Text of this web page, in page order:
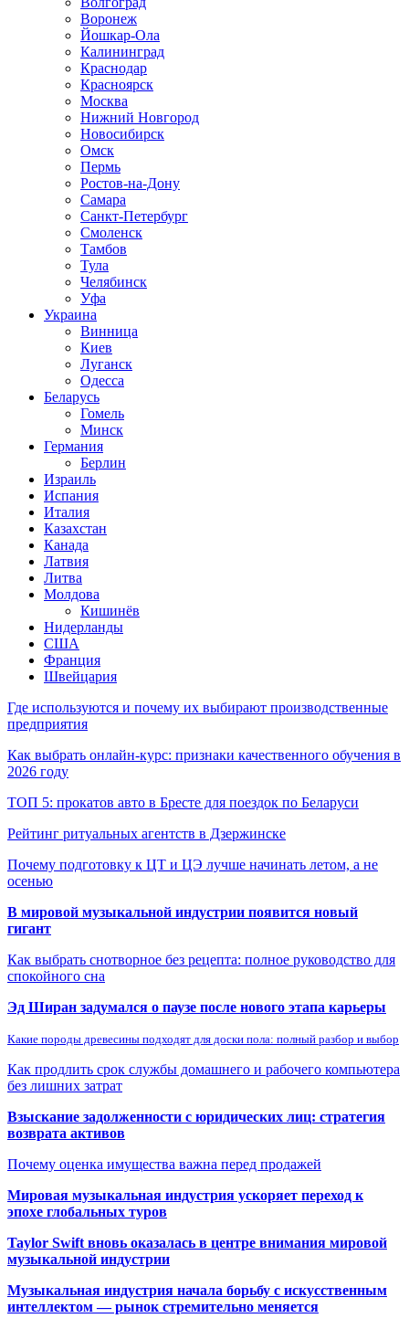
Воронеж
Йошкар-Ола
Калининград
Краснодар
Красноярск
Москва
Нижний Новгород
Новосибирск
Омск
Пермь
Ростов-на-Дону
Самара
Санкт-Петербург
Смоленск
Тамбов
Тула
Челябинск
Уфа
Украина
Винница
Киев
Луганск
Одесса
Беларусь
Гомель
Минск
Германия
Берлин
Израиль
Испания
Италия
Казахстан
Канада
Латвия
Литва
Молдова
Кишинёв
Нидерланды
США
Франция
Швейцария
Где используются и почему их выбирают производственные
предприятия
Как выбрать онлайн-курс: признаки качественного обучения в
2026 году
ТОП 5: прокатов авто в Бресте для поездок по Беларуси
Рейтинг ритуальных агентств в Дзержинске
Почему подготовку к ЦТ и ЦЭ лучше начинать летом, а не
осенью
В мировой музыкальной индустрии появится новый
гигант
Как выбрать снотворное без рецепта: полное руководство для
спокойного сна
Эд Ширан задумался о паузе после нового этапа карьеры
Какие породы древесины подходят для доски пола: полный разбор и выбор
Как продлить срок службы домашнего и рабочего компьютера
без лишних затрат
Взыскание задолженности с юридических лиц: стратегия
возврата активов
Почему оценка имущества важна перед продажей
Мировая музыкальная индустрия ускоряет переход к
эпохе глобальных туров
Taylor Swift вновь оказалась в центре внимания мировой
музыкальной индустрии
Музыкальная индустрия начала борьбу с искусственным
интеллектом — рынок стремительно меняется